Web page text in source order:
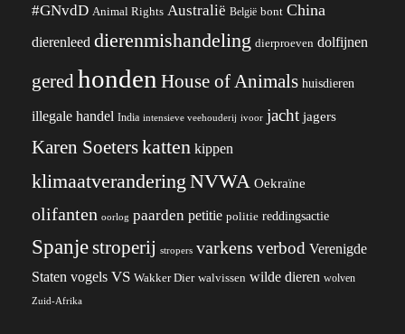
#GNvdD Animal Rights Australië België bont China
dierenleed dierenmishandeling dierproeven dolfijnen
geredhonden House of Animals huisdieren
illegale handel India intensieve veehouderij ivoor jacht jagers
Karen Soeterskatten kippen
klimaatverandering NVWA Oekraïne
olifanten oorlog paarden petitie politie reddingsactie
Spanjestroperij stropers varkens verbod Verenigde
Staten vogels VS Wakker Dier walvissen wilde dieren wolven
Zuid-Afrika